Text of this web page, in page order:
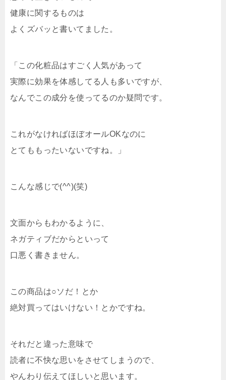
健康に関するものは
よくズバッと書いてました。
「この化粧品はすごく人気があって
実際に効果を体感してる人も多いですが、
なんでこの成分を使ってるのか疑問です。
これがなければほぼオールOKなのに
とてももったいないですね。」
こんな感じで(^^)(笑)
文面からもわかるように、
ネガティブだからといって
口悪く書きません。
この商品は○ソだ！とか
絶対買ってはいけない！とかですね。
それだと違った意味で
読者に不快な思いをさせてしまうので、
やんわり伝えてほしいと思います。